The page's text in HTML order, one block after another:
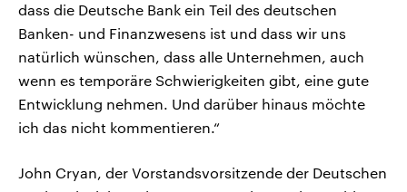
dass die Deutsche Bank ein Teil des deutschen
Banken- und Finanzwesens ist und dass wir uns
natürlich wünschen, dass alle Unternehmen, auch
wenn es temporäre Schwierigkeiten gibt, eine gute
Entwicklung nehmen. Und darüber hinaus möchte
ich das nicht kommentieren.“
John Cryan, der Vorstandsvorsitzende der Deutschen